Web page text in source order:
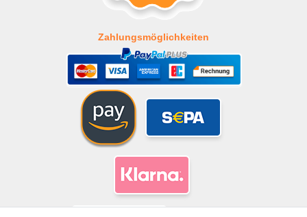
Zahlungsmöglichkeiten